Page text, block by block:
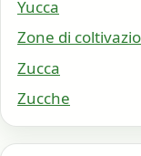
Yucca
Zone di
Zucca
Zucche